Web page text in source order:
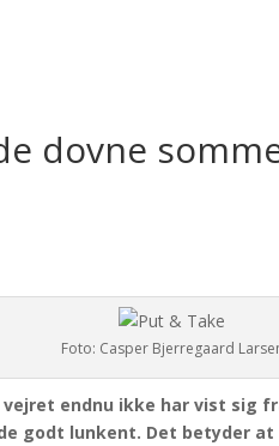
dovne
Foto: Casper Bjerregaard
endnu ikke har vist sig
godt lunkent. Det betyder